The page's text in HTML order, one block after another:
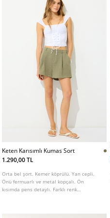
Keten Karısımlı Kumas Sort
1.290,00 TL
Orta bel şort. Kemer köprülü. Yan cepli.
Önü fermuarlı ve metal kopçalı. Ön
kısımda pens detaylı. Farklı renk